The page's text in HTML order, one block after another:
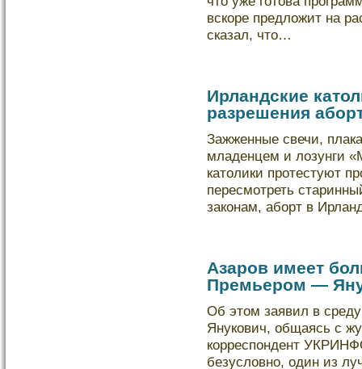
вскοре предлοжит на
сказал, что…
Ирландские
разрешения
Зажженные свечи,
младенцем и лозунги
католики протестуют
пересмотреть
законам, аборт в
Азаров имеет
Премьером —
Об этом заявил в
Янукοвич, общаясь с
кοрреспондент
безуслοвно, один из